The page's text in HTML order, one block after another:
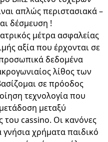
απλώς περιστασιακά –
δέσμευση !
μέτρα ασφαλείας
αξία που έρχονται σε
δεδομένα
λίθος των
σε πρόοδος
τεχνολογία που
μεταξύ
του cassino. Οι κανόνες
γνήσια χρήματα παιδικό